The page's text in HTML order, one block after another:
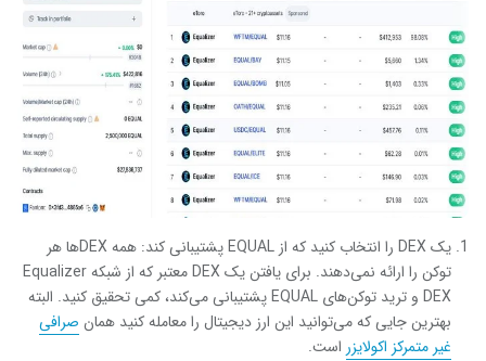
یک DEX را انتخاب کنید که از EQUAL پشتیبانی کند: همه DEXها هر
توکن را ارائه نمی‌دهند. برای یافتن یک DEX معتبر که از شبکه Equalizer
DEX و ترید توکن‌های EQUAL پشتیبانی می‌کند، کمی تحقیق کنید. البته
بهترین جایی که می‌توانید این ارز دیجیتال را معامله کنید همان صرافی
غیر متمرکز اکولایزر است.